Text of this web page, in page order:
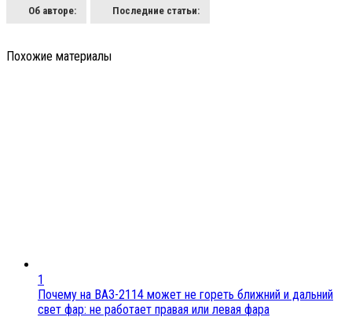
Об авторе: Последние статьи:
Похожие материалы
1
Почему на ВАЗ-2114 может не гореть ближний и дальний
свет фар: не работает правая или левая фара